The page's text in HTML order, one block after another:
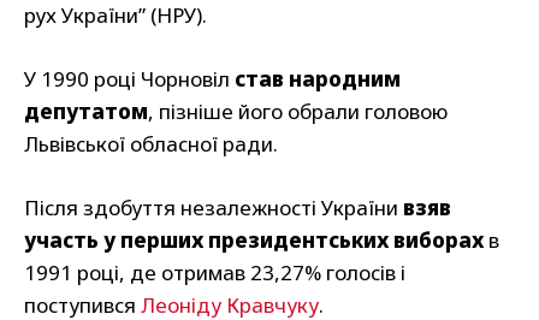
рух України” (НРУ).
У 1990 році Чорновіл став народним
депутатом, пізніше його обрали головою
Львівської обласної ради.
Після здобуття незалежності України взяв
участь у перших президентських виборахв
1991 році, де отримав 23,27% голосів і
поступився Леоніду Кравчуку.